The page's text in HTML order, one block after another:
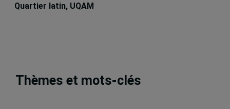
Quartier latin, UQAM
Thèmes et mots-clés